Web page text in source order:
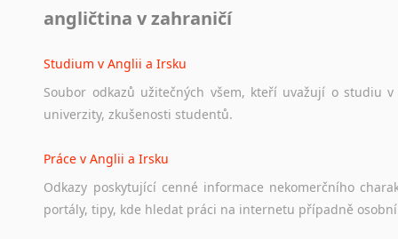
Ať už se jedná o česká diskusní
angličtina v zahraničí
Studium v Anglii a Irsku
Soubor odkazů užitečných všem, kteří uvažují o studiu v
univerzity, zkušenosti studentů.
Práce v Anglii a Irsku
Odkazy poskytující cenné informace nekomerčního
portály, tipy, kde hledat práci na internetu případně osobní